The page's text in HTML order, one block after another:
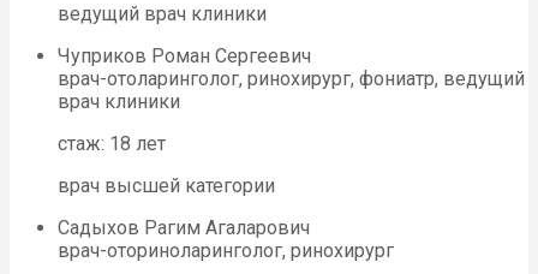
ведущий врач клиники
Чуприков Роман Сергеевич
врач-отоларинголог, ринохирург, фониатр, ведущий
врач клиники
стаж: 18 лет
врач высшей категории
Садыхов Рагим Агаларович
врач-оториноларинголог, ринохирург